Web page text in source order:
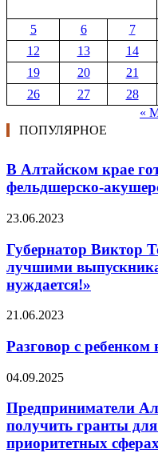
5
6 7
12
13 14
19
20 21
26
27 28
«
ПОПУЛЯРНОЕ
В Алтайском крае
фельдшерско-
23.06.2023
Губернатор Виктор
лучшими
нуждается!»
21.06.2023
Разговор с ребенком
04.09.2025
Предприниматели
получить гранты
приоритетных